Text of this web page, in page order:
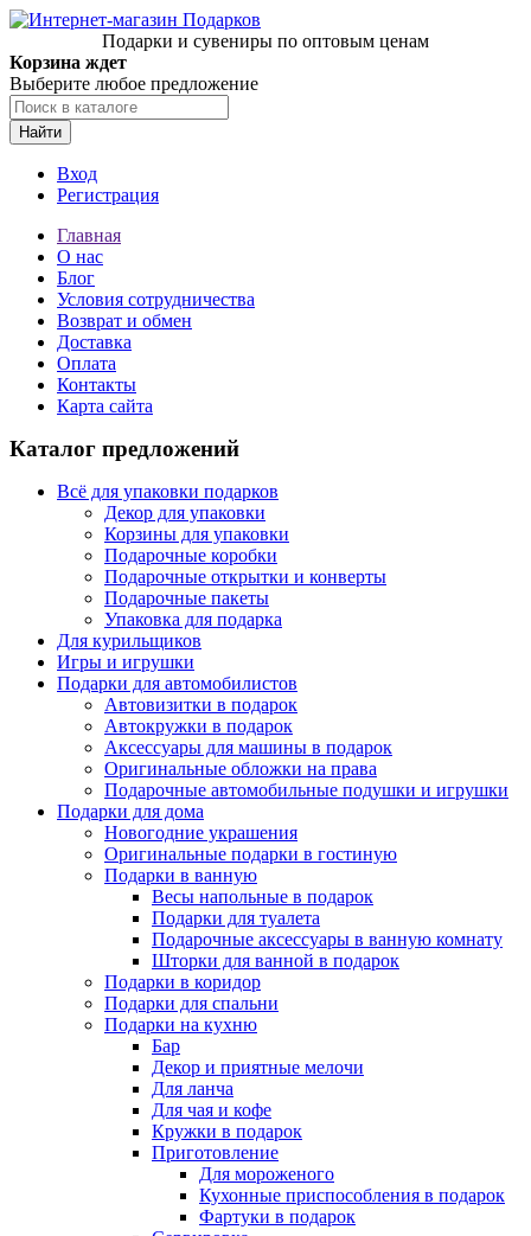
Подарки и сувениры по оптовым ценам
Корзина ждет
Выберите любое предложение
Найти
Вход
Регистрация
Главная
О нас
Блог
Условия сотрудничества
Возврат и обмен
Доставка
Оплата
Контакты
Карта сайта
Каталог предложений
Всё для упаковки подарков
Декор для упаковки
Корзины для упаковки
Подарочные коробки
Подарочные открытки и конверты
Подарочные пакеты
Упаковка для подарка
Для курильщиков
Игры и игрушки
Подарки для автомобилистов
Автовизитки в подарок
Автокружки в подарок
Аксессуары для машины в подарок
Оригинальные обложки на права
Подарочные автомобильные подушки и игрушки
Подарки для дома
Новогодние украшения
Оригинальные подарки в гостиную
Подарки в ванную
Весы напольные в подарок
Подарки для туалета
Подарочные аксессуары в ванную комнату
Шторки для ванной в подарок
Подарки в коридор
Подарки для спальни
Подарки на кухню
Бар
Декор и приятные мелочи
Для ланча
Для чая и кофе
Кружки в подарок
Приготовление
Для мороженого
Кухонные приспособления в подарок
Фартуки в подарок